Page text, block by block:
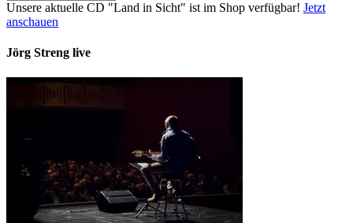
Unsere aktuelle CD "Land in Sicht" ist im Shop verfügbar! Jetzt
anschauen
Jörg Streng live